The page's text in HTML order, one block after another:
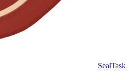
SealTask